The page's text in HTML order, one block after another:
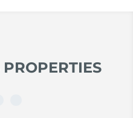
PROPERTIES